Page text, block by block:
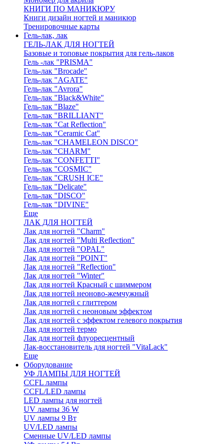
КНИГИ ПО МАНИКЮРУ
Книги дизайн ногтей и маникюр
Тренировочные карты
Гель-лак, лак
ГЕЛЬ-ЛАК ДЛЯ НОГТЕЙ
Базовые и топовые покрытия для гель-лаков
Гель -лак "PRISMA"
Гель-лак "Brocade"
Гель-лак "AGATE"
Гель-лак "Avrora"
Гель-лак "Black&White"
Гель-лак "Blaze"
Гель-лак "BRILLIANT"
Гель-лак "Cat Reflection"
Гель-лак "Ceramic Cat"
Гель-лак "CHAMELEON DISCO"
Гель-лак "CHARM"
Гель-лак "CONFETTI"
Гель-лак "COSMIC"
Гель-лак "CRUSH ICE"
Гель-лак "Delicate"
Гель-лак "DISCO"
Гель-лак "DIVINE"
Еще
ЛАК ДЛЯ НОГТЕЙ
Лак для ногтей "Charm"
Лак для ногтей "Multi Reflection"
Лак для ногтей "OPAL"
Лак для ногтей "POINT"
Лак для ногтей "Reflection"
Лак для ногтей "Winter"
Лак для ногтей Красный с шиммером
Лак для ногтей неоново-жемчужный
Лак для ногтей с глиттером
Лак для ногтей с неоновым эффектом
Лак для ногтей с эффектом гелевого покрытия
Лак для ногтей термо
Лак для ногтей флуоресцентный
Лак-восстановитель для ногтей "VitaLack"
Еще
Оборудование
УФ ЛАМПЫ ДЛЯ НОГТЕЙ
CCFL лампы
CCFL/LED лампы
LED лампы для ногтей
UV лампы 36 W
UV лампы 9 Вт
UV/LED лампы
Сменные UV/LED лампы